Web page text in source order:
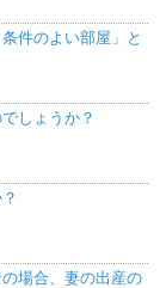
件のよい部屋」と
しょうか？
場合、妻の出産の